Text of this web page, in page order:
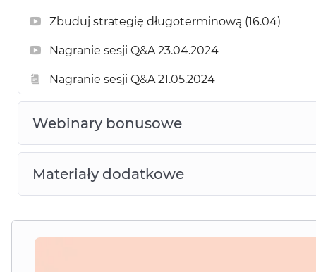
Zbuduj strategię długoterminową (16.04)
Nagranie sesji Q&A 23.04.2024
Nagranie sesji Q&A 21.05.2024
Webinary bonusowe
Materiały dodatkowe